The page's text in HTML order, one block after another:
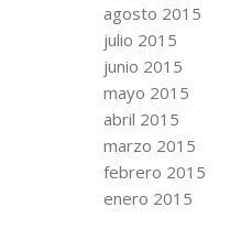
agosto 2015
julio 2015
junio 2015
mayo 2015
abril 2015
marzo 2015
febrero 2015
enero 2015